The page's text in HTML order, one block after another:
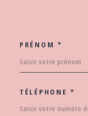
PRÉNOM *
TÉLÉPHONE *